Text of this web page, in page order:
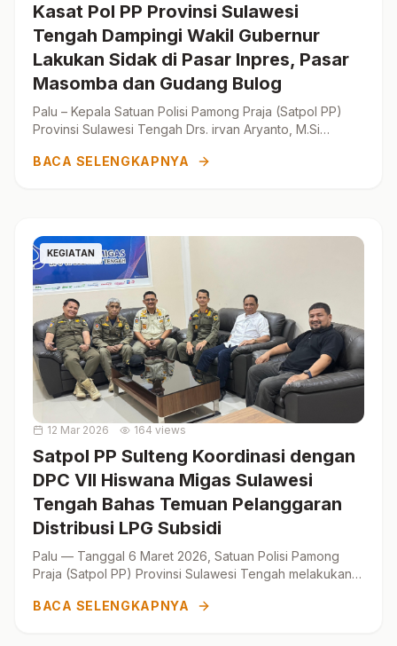
Kasat Pol PP Provinsi Sulawesi
Tengah Dampingi Wakil Gubernur
Lakukan Sidak di Pasar Inpres, Pasar
Masomba dan Gudang Bulog
Palu – Kepala Satuan Polisi Pamong Praja (Satpol PP)
Provinsi Sulawesi Tengah Drs. irvan Aryanto, M.Si
BACA SELENGKAPNYA
KEGIATAN
12 Mar 2026 164 views
Satpol PP Sulteng Koordinasi dengan
DPC VII Hiswana Migas Sulawesi
Tengah Bahas Temuan Pelanggaran
Distribusi LPG Subsidi
Palu — Tanggal 6 Maret 2026, Satuan Polisi Pamong
Praja (Satpol PP) Provinsi Sulawesi Tengah melakukan
Su...
BACA SELENGKAPNYA